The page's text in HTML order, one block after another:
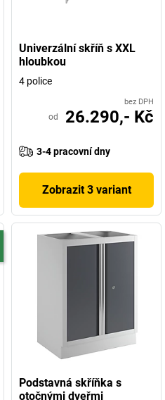
Univerzální skříň s XXL
hloubkou
4 police
bez DPH
od 26.290,- Kč
3-4 pracovní dny
Zobrazit 3 variant
Podstavná skříňka s
otočnými dveřmi